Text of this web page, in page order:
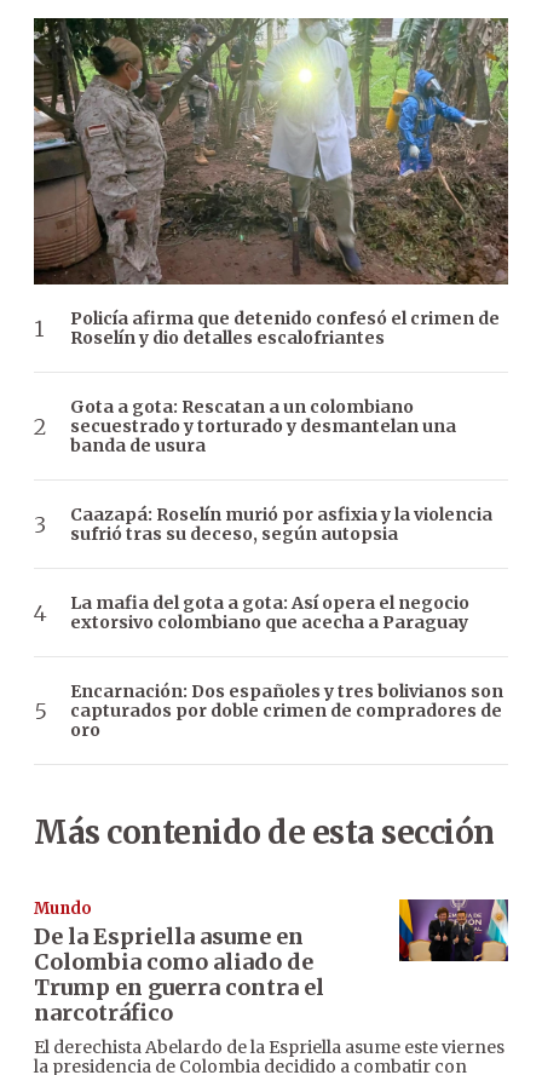
Policía afirma que detenido confesó el crimen de
Roselín y dio detalles escalofriantes
Gota a gota: Rescatan a un colombiano
secuestrado y torturado y desmantelan una
banda de usura
Caazapá: Roselín murió por asfixia y la violencia
sufrió tras su deceso, según autopsia
La mafia del gota a gota: Así opera el negocio
extorsivo colombiano que acecha a Paraguay
Encarnación: Dos españoles y tres bolivianos son
capturados por doble crimen de compradores de
oro
Más contenido de esta sección
Mundo
De la Espriella asume en
Colombia como aliado de
Trump en guerra contra el
narcotráfico
El derechista Abelardo de la Espriella asume este viernes
la presidencia de Colombia decidido a combatir con